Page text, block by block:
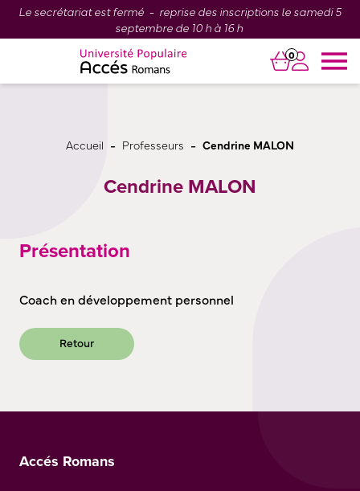
Le secrétariat est fermé - reprise des inscriptions le samedi 5
septembre de 10 h à 16 h
0
Accueil - Professeurs - Cendrine MALON
Cendrine MALON
Présentation
Coach en développement personnel
Retour
Accés Romans